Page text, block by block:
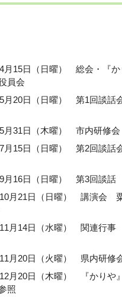
月15日（日曜） 総会・『
員会
月20日（日曜） 第1回談話
5月31日（木曜） 市内研修
月15日（日曜） 第2回談
月16日（日曜） 第3回談話
月21日（日曜） 講演会 粟
月14日（水曜） 関連行
11月20日（火曜） 県内研
月20日（木曜） 『かりや
照